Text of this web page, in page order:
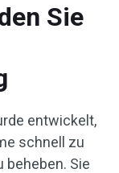
Sie
entwickelt,
schnell zu
Sie